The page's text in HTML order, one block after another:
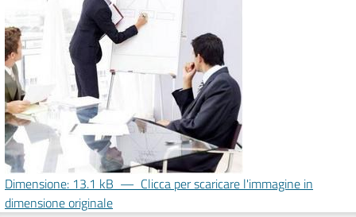
Orientamento
al
lavoro
Promozione
e
Innovazione
Dimensione: 13.1 kB — Clicca per scaricare l'immagine in
dimensione originale